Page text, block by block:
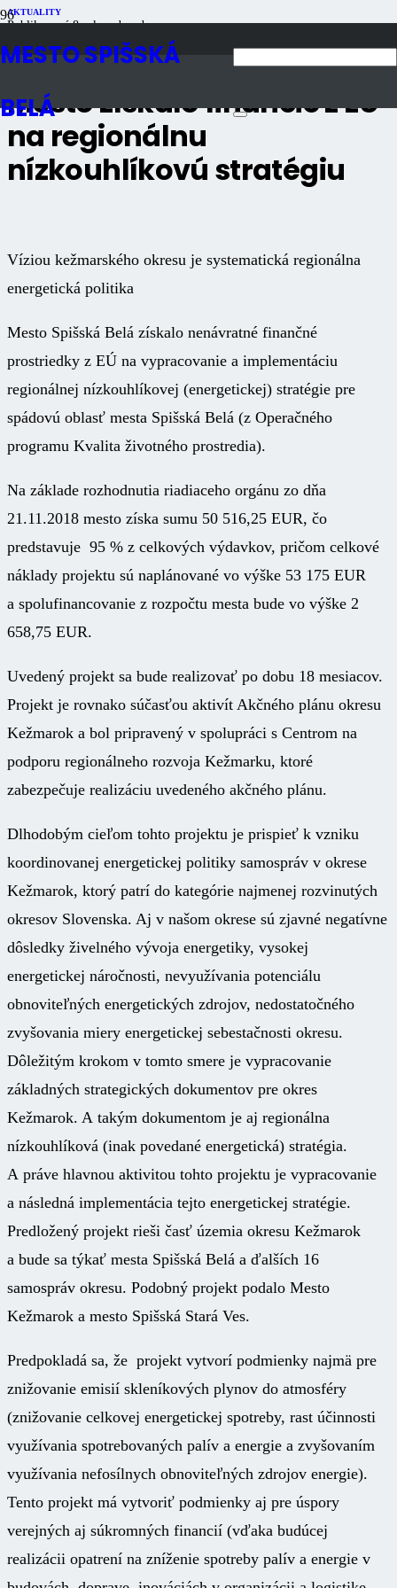
MESTO SPIŠSKÁ
BELÁ
AKTUALITY
Publikované8 rokov dozadu
Mesto získalo financie z EÚ
na regionálnu
nízkouhlíkovú stratégiu
Víziou kežmarského okresu je systematická regionálna
energetická politika
Mesto Spišská Belá získalo nenávratné finančné
prostriedky z EÚ na vypracovanie a implementáciu
regionálnej nízkouhlíkovej (energetickej) stratégie pre
spádovú oblasť mesta Spišská Belá (z Operačného
programu Kvalita životného prostredia).
Na základe rozhodnutia riadiaceho orgánu zo dňa
21.11.2018 mesto získa sumu 50 516,25 EUR, čo
predstavuje 95 % z celkových výdavkov, pričom celkové
náklady projektu sú naplánované vo výške 53 175 EUR
a spolufinancovanie z rozpočtu mesta bude vo výške 2
658,75 EUR.
Uvedený projekt sa bude realizovať po dobu 18 mesiacov.
Projekt je rovnako súčasťou aktivít Akčného plánu okresu
Kežmarok a bol pripravený v spolupráci s Centrom na
podporu regionálneho rozvoja Kežmarku, ktoré
zabezpečuje realizáciu uvedeného akčného plánu.
Dlhodobým cieľom tohto projektu je prispieť k vzniku
koordinovanej energetickej politiky samospráv v okrese
Kežmarok, ktorý patrí do kategórie najmenej rozvinutých
okresov Slovenska. Aj v našom okrese sú zjavné negatívne
dôsledky živelného vývoja energetiky, vysokej
energetickej náročnosti, nevyužívania potenciálu
obnoviteľných energetických zdrojov, nedostatočného
zvyšovania miery energetickej sebestačnosti okresu.
Dôležitým krokom v tomto smere je vypracovanie
základných strategických dokumentov pre okres
Kežmarok. A takým dokumentom je aj regionálna
nízkouhlíková (inak povedané energetická) stratégia.
A práve hlavnou aktivitou tohto projektu je vypracovanie
a následná implementácia tejto energetickej stratégie.
Predložený projekt rieši časť územia okresu Kežmarok
a bude sa týkať mesta Spišská Belá a ďalších 16
samospráv okresu. Podobný projekt podalo Mesto
Kežmarok a mesto Spišská Stará Ves.
Predpokladá sa, že projekt vytvorí podmienky najmä pre
znižovanie emisií skleníkových plynov do atmosféry
(znižovanie celkovej energetickej spotreby, rast účinnosti
využívania spotrebovaných palív a energie a zvyšovaním
využívania nefosílnych obnoviteľných zdrojov energie).
Tento projekt má vytvoriť podmienky aj pre úspory
verejných aj súkromných financií (vďaka budúcej
realizácii opatrení na zníženie spotreby palív a energie v